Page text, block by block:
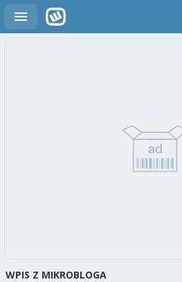
WPIS Z MIKROBLOGA